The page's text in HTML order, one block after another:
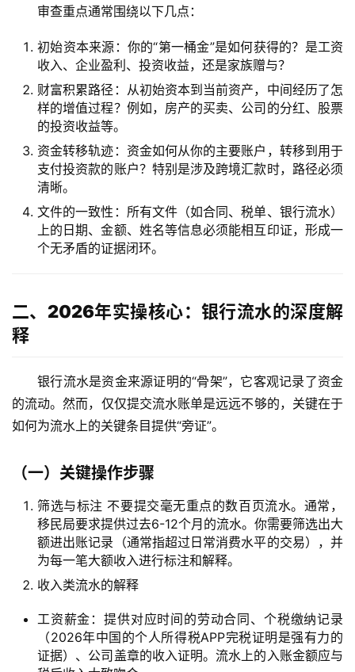
审查重点通常围绕以下几点：
初始资本来源 ：你的“第一桶金”是如何获得的？是工资
收入、企业盈利、投资收益，还是家族赠与？
财富积累路径 ：从初始资本到当前资产，中间经历了怎
样的增值过程？例如，房产的买卖、公司的分红、股票
的投资收益等。
资金转移轨迹 ：资金如何从你的主要账户，转移到用于
支付投资款的账户？特别是涉及跨境汇款时，路径必须
清晰。
文件的一致性 ：所有文件（如合同、税单、银行流水）
上的日期、金额、姓名等信息必须能相互印证，形成一
个无矛盾的证据闭环。
二、2026年实操核心：银行流水的深度解
释
银行流水是资金来源证明的“骨架”，它客观记录了资金
的流动。然而，仅仅提交流水账单是远远不够的，关键在于
如何为流水上的关键条目提供“旁证”。
（一）关键操作步骤
筛选与标注 不要提交毫无重点的数百页流水。通常，
移民局要求提供过去6-12个月 的流水。你需要筛选出大
额进出账记录（通常指超过日常消费水平的交易），并
为每一笔大额收入进行标注和解释。
收入类流水的解释
工资薪金 ：提供对应时间的劳动合同、个税缴纳记录
（2026年中国的个人所得税APP完税证明是强有力的
证据）、公司盖章的收入证明。流水上的入账金额应与